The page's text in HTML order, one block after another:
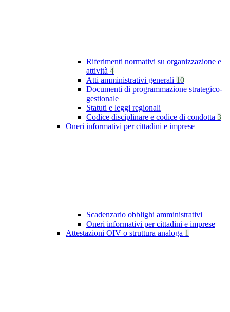
Riferimenti normativi su organizzazione e
attività 4
Atti amministrativi generali 10
Documenti di programmazione strategico-
gestionale
Statuti e leggi regionali
Codice disciplinare e codice di condotta 3
Oneri informativi per cittadini e imprese
Scadenzario obblighi amministrativi
Oneri informativi per cittadini e imprese
Attestazioni OIV o struttura analoga 1